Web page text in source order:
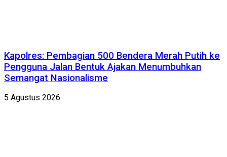
Kapolres: Pembagian 500 Bendera Merah Putih ke
Pengguna Jalan Bentuk Ajakan Menumbuhkan
Semangat Nasionalisme
5 Agustus 2026